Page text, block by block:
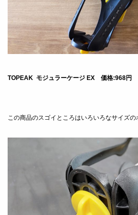
TOPEAK モジュラーケージ EX 価格:968円
この商品のスゴイところはいろいろなサイズの